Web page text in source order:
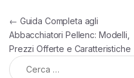
Navigazione articoli
← Guida Completa agli
Abbacchiatori Pellenc: Modelli,
Prezzi Offerte e Caratteristiche
Ricerca per: